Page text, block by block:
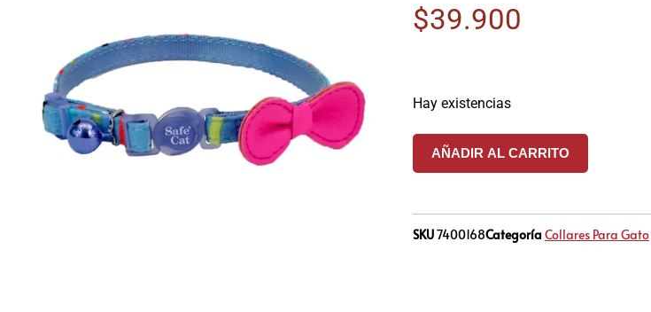
$39.900
Hay existencias
AÑADIR AL CARRITO
SKU7400168CategoríaCollares Para Gato